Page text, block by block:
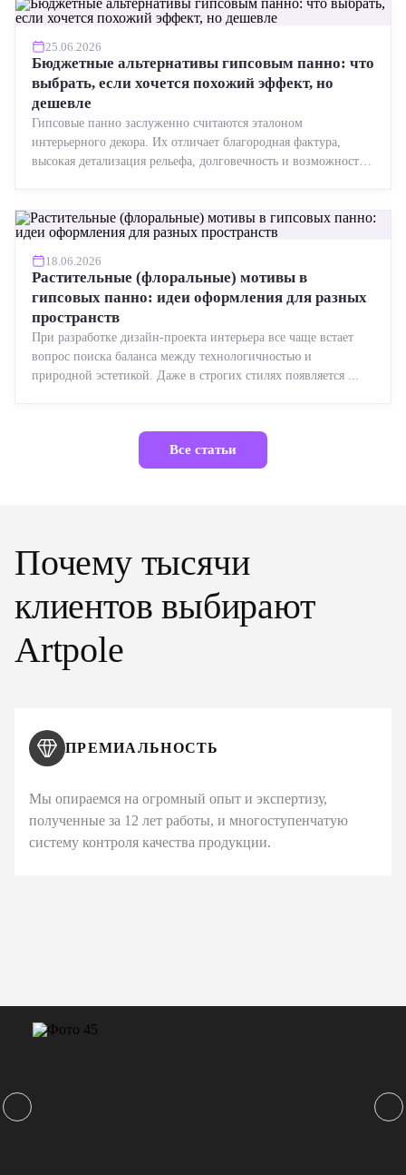
25.06.2026
Бюджетные альтернативы гипсовым панно: что
выбрать, если хочется похожий эффект, но
дешевле
Гипсовые панно заслуженно считаются эталоном
интерьерного декора. Их отличает благородная фактура,
высокая детализация рельефа, долговечность и возможность
18.06.2026
Растительные (флоральные) мотивы в
гипсовых панно: идеи оформления для разных
пространств
При разработке дизайн-проекта интерьера все чаще встает
вопрос поиска баланса между технологичностью и
природной эстетикой. Даже в строгих стилях появляется ...
Все статьи
Почему тысячи
клиентов выбирают
Artpole
ПРЕМИАЛЬНОСТЬ
Мы опираемся на огромный опыт и экспертизу,
полученные за 12 лет работы, и многоступенчатую
систему контроля качества продукции.